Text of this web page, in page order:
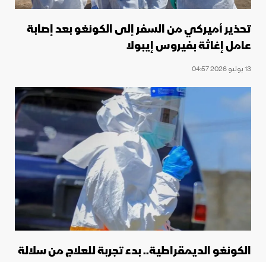
تحذير أميركي من السفر إلى الكونغو بعد إصابة
عامل إغاثة بفيروس إيبولا
13 يوليو 2026 04:57
الكونغو الديمقراطية.. بدء تجربة للعلاج من سلالة